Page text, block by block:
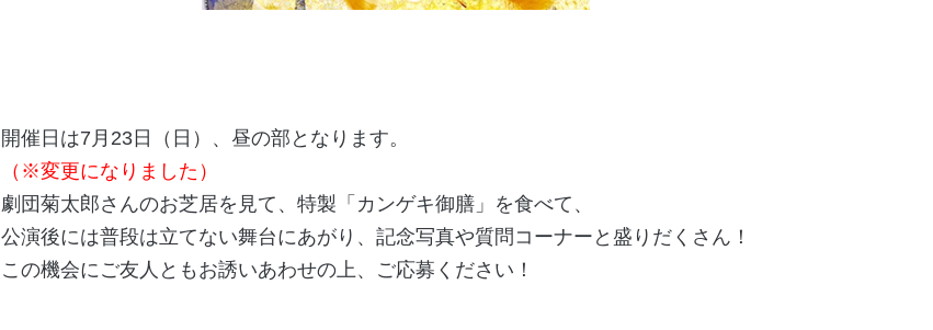
開催日は7月23日（日）、昼の部となります。
（※変更になりました）
劇団菊太郎さんのお芝居を見て、特製「カンゲキ御膳」を食べて、
公演後には普段は立てない舞台にあがり、記念写真や質問コーナーと盛りだくさん！
この機会にご友人ともお誘いあわせの上、ご応募ください！